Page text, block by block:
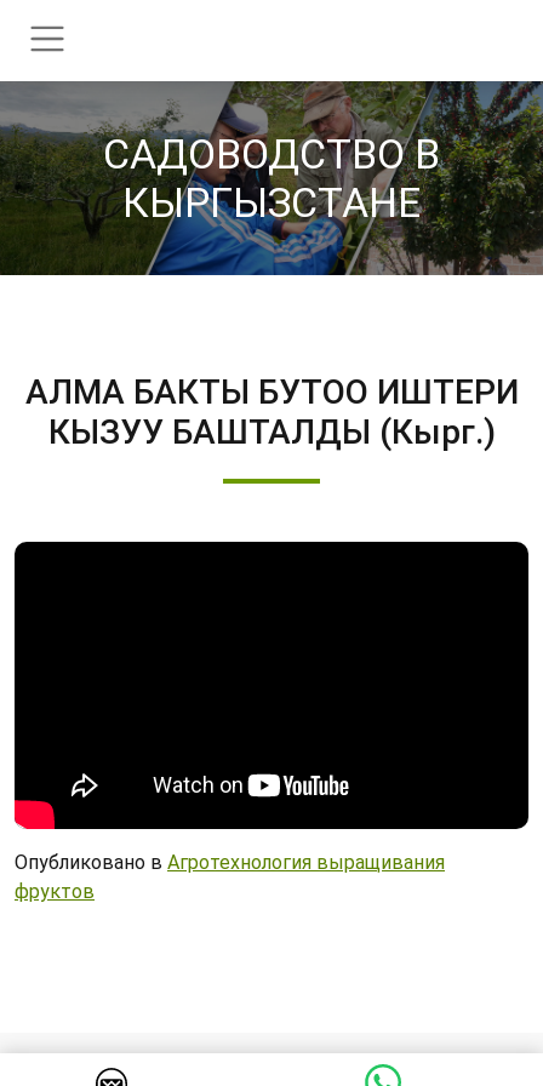
CАДОВОДСТВО В
КЫРГЫЗСТАНЕ
АЛМА БАКТЫ БУТОО ИШТЕРИ
КЫЗУУ БАШТАЛДЫ (Кырг.)
Опубликовано в Агротехнология выращивания
фруктов
© 2026 Cадоводство в Кыргызстане. Все права защищены.